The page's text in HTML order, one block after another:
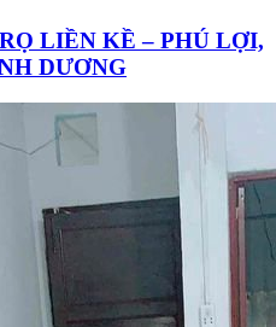
LIỀN KỀ – PHÚ LỢI,
DƯƠNG